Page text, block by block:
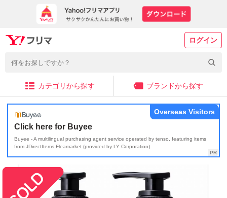
ログイン
カテゴリから探す ブランドから探す
Click here for Buyee
Buyee - A multilingual purchasing agent service operated by tenso, featuring items
from JDirectItems Fleamarket (provided by LY Corporation)
Overseas Visitors